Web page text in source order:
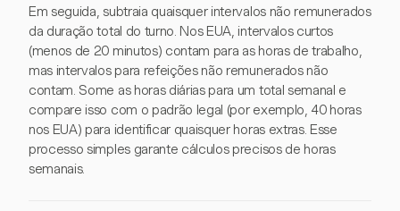
Em seguida, subtraia quaisquer intervalos não remunerados
da duração total do turno. Nos EUA, intervalos curtos
(menos de 20 minutos) contam para as horas de trabalho,
mas intervalos para refeições não remunerados não
contam. Some as horas diárias para um total semanal e
compare isso com o padrão legal (por exemplo, 40 horas
nos EUA) para identificar quaisquer horas extras. Esse
processo simples garante cálculos precisos de horas
semanais.